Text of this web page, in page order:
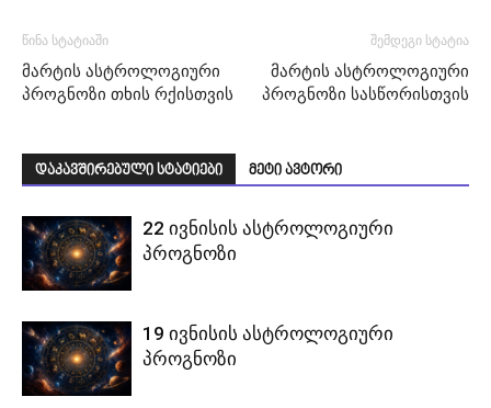
წინა სტატიაში
მარტის ასტროლოგიური
პროგნოზი თხის რქისთვის
შემდეგი სტატია
მარტის ასტროლოგიური
პროგნოზი სასწორისთვის
დაკავშირებული სტატიები მეტი ავტორი
22 ივნისის ასტროლოგიური
პროგნოზი
19 ივნისის ასტროლოგიური
პროგნოზი